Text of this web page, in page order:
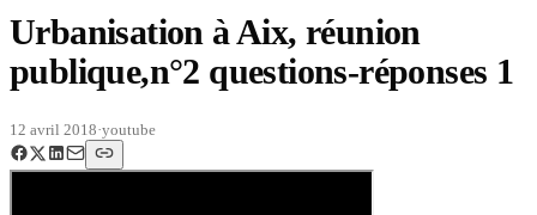
Urbanisation à Aix, réunion
publique,n°2 questions-réponses 1
12 avril 2018·youtube